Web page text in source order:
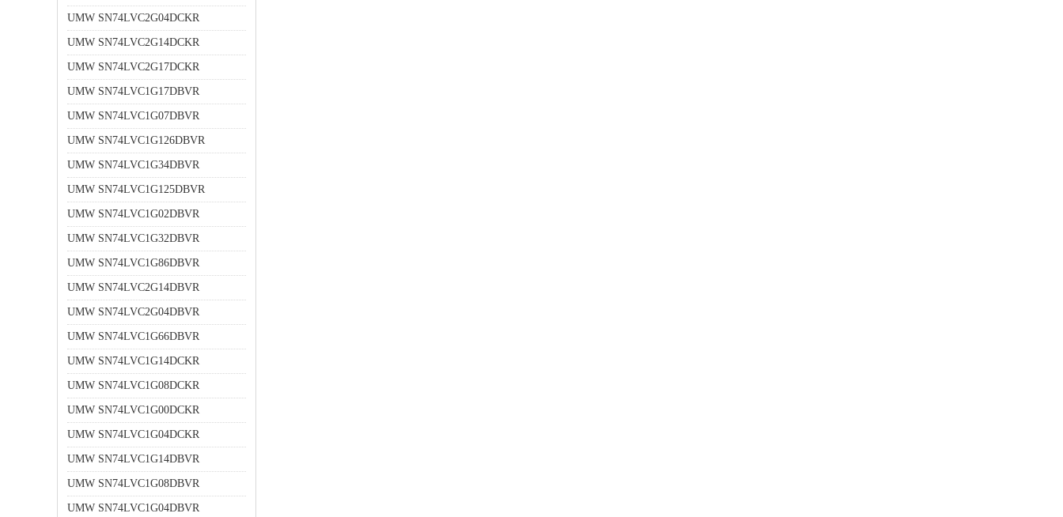
UMW SN74LVC2G04DCKR
UMW SN74LVC2G14DCKR
UMW SN74LVC2G17DCKR
UMW SN74LVC1G17DBVR
UMW SN74LVC1G07DBVR
UMW SN74LVC1G126DBVR
UMW SN74LVC1G34DBVR
UMW SN74LVC1G125DBVR
UMW SN74LVC1G02DBVR
UMW SN74LVC1G32DBVR
UMW SN74LVC1G86DBVR
UMW SN74LVC2G14DBVR
UMW SN74LVC2G04DBVR
UMW SN74LVC1G66DBVR
UMW SN74LVC1G14DCKR
UMW SN74LVC1G08DCKR
UMW SN74LVC1G00DCKR
UMW SN74LVC1G04DCKR
UMW SN74LVC1G14DBVR
UMW SN74LVC1G08DBVR
UMW SN74LVC1G04DBVR